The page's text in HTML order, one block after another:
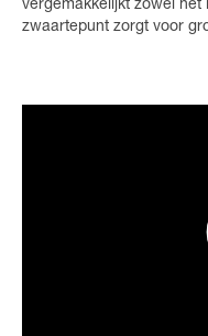
vergemakkelijkt zowel het
zwaartepunt zorgt voor